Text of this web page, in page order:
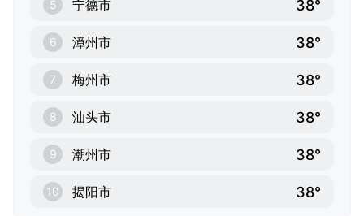
5 宁德市 38°
6 漳州市 38°
7 梅州市 38°
8 汕头市 38°
9 潮州市 38°
10 揭阳市 38°